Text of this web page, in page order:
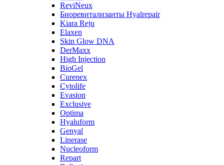
ReviNeux
Биоревитализанты Hyalrepair
Kiara Reju
Elaxen
Skin Glow DNA
DerMaxx
High Injection
BioGel
Curenex
Cytolife
Evasion
Exclusive
Optima
Hyaluform
Genyal
Linerase
Nucleoform
Repart